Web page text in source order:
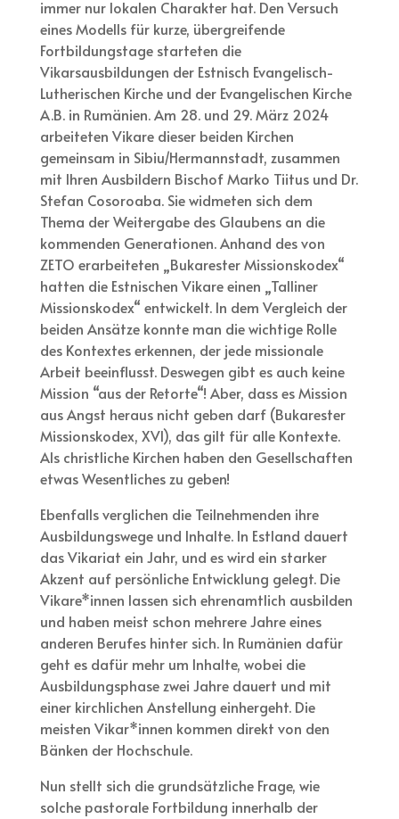
immer nur lokalen Charakter hat. Den Versuch
eines Modells für kurze, übergreifende
Fortbildungstage starteten die
Vikarsausbildungen der Estnisch Evangelisch-
Lutherischen Kirche und der Evangelischen Kirche
A.B. in Rumänien. Am 28. und 29. März 2024
arbeiteten Vikare dieser beiden Kirchen
gemeinsam in Sibiu/Hermannstadt, zusammen
mit Ihren Ausbildern Bischof Marko Tiitus und Dr.
Stefan Cosoroaba. Sie widmeten sich dem
Thema der Weitergabe des Glaubens an die
kommenden Generationen. Anhand des von
ZETO erarbeiteten „Bukarester Missionskodex“
hatten die Estnischen Vikare einen „Talliner
Missionskodex“ entwickelt. In dem Vergleich der
beiden Ansätze konnte man die wichtige Rolle
des Kontextes erkennen, der jede missionale
Arbeit beeinflusst. Deswegen gibt es auch keine
Mission “aus der Retorte“! Aber, dass es Mission
aus Angst heraus nicht geben darf (Bukarester
Missionskodex, XVI), das gilt für alle Kontexte.
Als christliche Kirchen haben den Gesellschaften
etwas Wesentliches zu geben!
Ebenfalls verglichen die Teilnehmenden ihre
Ausbildungswege und Inhalte. In Estland dauert
das Vikariat ein Jahr, und es wird ein starker
Akzent auf persönliche Entwicklung gelegt. Die
Vikare*innen lassen sich ehrenamtlich ausbilden
und haben meist schon mehrere Jahre eines
anderen Berufes hinter sich. In Rumänien dafür
geht es dafür mehr um Inhalte, wobei die
Ausbildungsphase zwei Jahre dauert und mit
einer kirchlichen Anstellung einhergeht. Die
meisten Vikar*innen kommen direkt von den
Bänken der Hochschule.
Nun stellt sich die grundsätzliche Frage, wie
solche pastorale Fortbildung innerhalb der